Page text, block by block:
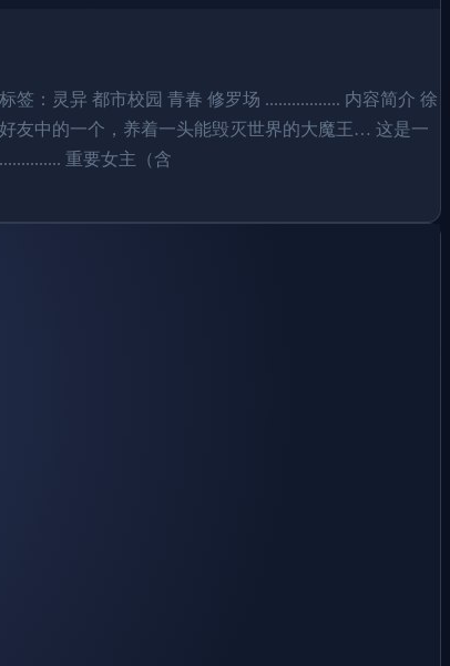
：灵异 都市校园 青春 修罗场 ................. 内容简介 徐
友中的一个，养着一头能毁灭世界的大魔王… 这是一
重要女主（含